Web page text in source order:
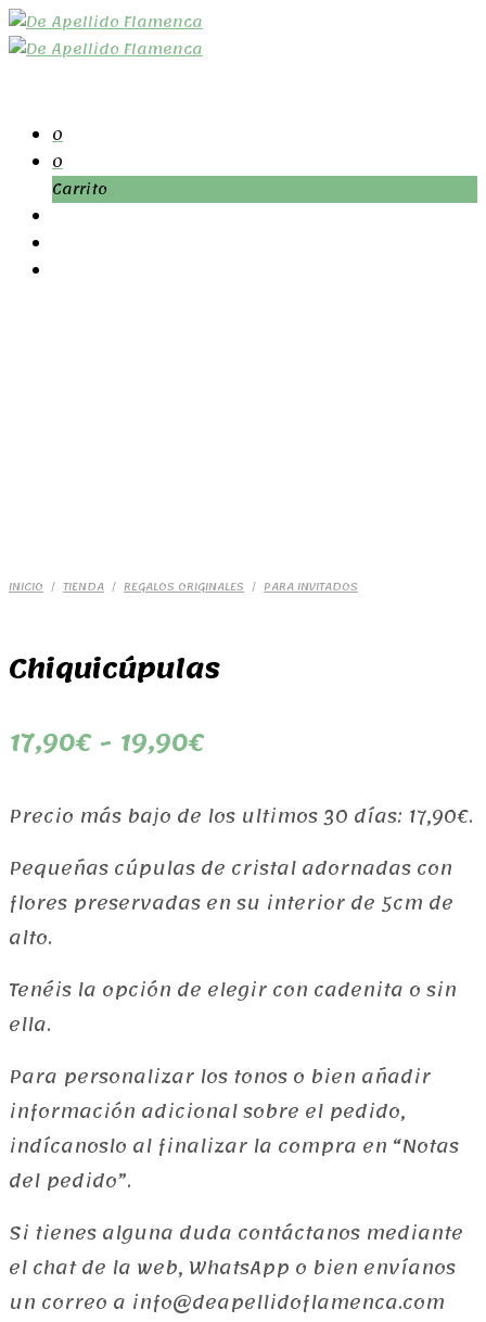
0
0
Carrito
INICIO / TIENDA / REGALOS ORIGINALES / PARA INVITADOS
Chiquicúpulas
17,90€ - 19,90€
precios:
desde
hasta
Precio más bajo de los ultimos 30 días: 17,90€.
Pequeñas cúpulas de cristal adornadas con
flores preservadas en su interior de 5cm de
alto.
Tenéis la opción de elegir con cadenita o sin
ella.
Para personalizar los tonos o bien añadir
información adicional sobre el pedido,
indícanoslo al finalizar la compra en “Notas
del pedido”.
Si tienes alguna duda contáctanos mediante
el chat de la web, WhatsApp o bien envíanos
un correo a info@deapellidoflamenca.com